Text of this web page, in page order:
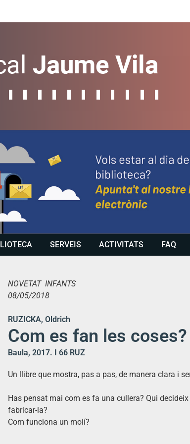
SERVEIS ACTIVITATS FAQ
NOVETAT INFANTS
08/05/2018
RUZICKA, Oldrich
Com es fan les coses?
Baula, 2017. I 66 RUZ
Un llibre que mostra, pas a pas, de manera clara i
Has pensat mai com es fa una cullera? Qui
fabricar-la?
Com funciona un molí?